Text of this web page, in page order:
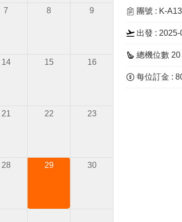
7 8 9
14 15 16
21 22 23
28 29 30
團號 : K-
出發 :
總機位數 20
每位訂金 :